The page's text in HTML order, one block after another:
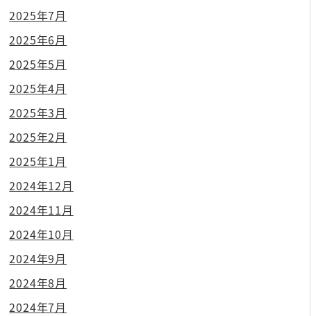
2025年7月
2025年6月
2025年5月
2025年4月
2025年3月
2025年2月
2025年1月
2024年12月
2024年11月
2024年10月
2024年9月
2024年8月
2024年7月